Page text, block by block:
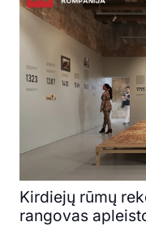
Kirdiejų rūmų
rangovas